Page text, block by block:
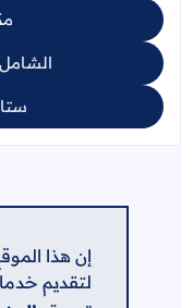
إن هذا
لتقديم